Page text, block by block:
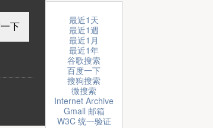
最近1天
最近1週
最近1月
最近1年
谷歌搜索
百度一下
搜狗搜索
微搜索
Internet Archive
Gmail 邮箱
W3C 统一验证